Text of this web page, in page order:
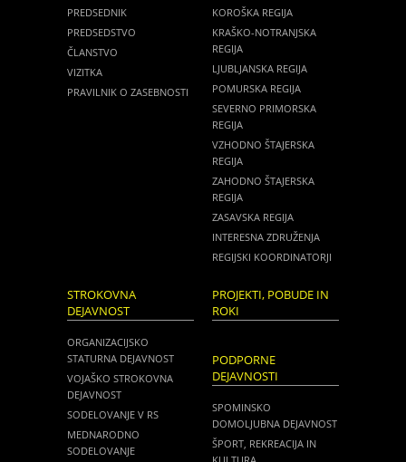
PREDSEDNIK
PREDSEDSTVO
ČLANSTVO
VIZITKA
PRAVILNIK O ZASEBNOSTI
KOROŠKA REGIJA
KRAŠKO-NOTRANJSKA
REGIJA
LJUBLJANSKA REGIJA
POMURSKA REGIJA
SEVERNO PRIMORSKA
REGIJA
VZHODNO ŠTAJERSKA
REGIJA
ZAHODNO ŠTAJERSKA
REGIJA
ZASAVSKA REGIJA
INTERESNA ZDRUŽENJA
REGIJSKI KOORDINATORJI
STROKOVNA
DEJAVNOST
ORGANIZACIJSKO
STATURNA DEJAVNOST
VOJAŠKO STROKOVNA
DEJAVNOST
SODELOVANJE V RS
MEDNARODNO
SODELOVANJE
PROJEKTI, POBUDE IN
ROKI
PODPORNE
DEJAVNOSTI
SPOMINSKO
DOMOLJUBNA DEJAVNOST
ŠPORT, REKREACIJA IN